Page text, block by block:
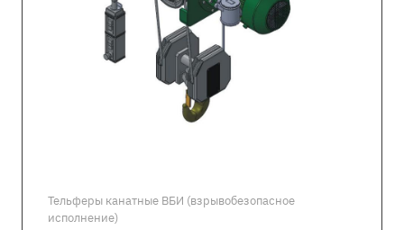
Тельферы канатные ВБИ (взрывобезопасное
исполнение)